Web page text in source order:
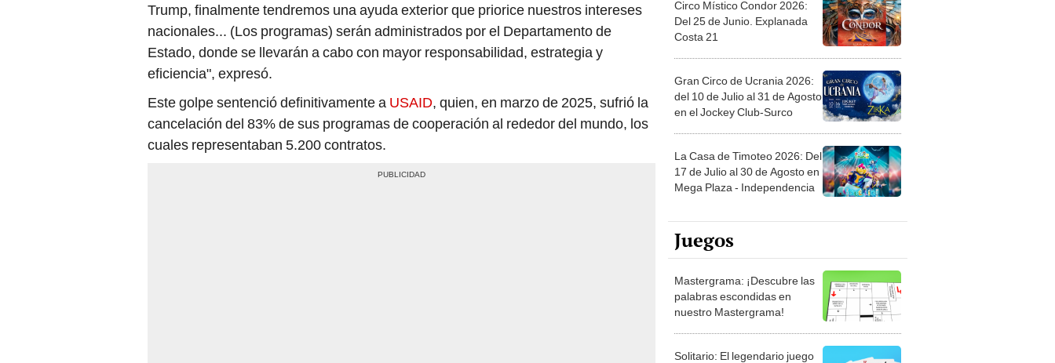
Trump, finalmente tendremos una ayuda exterior que priorice nuestros intereses
nacionales... (Los programas) serán administrados por el Departamento de
Estado, donde se llevarán a cabo con mayor responsabilidad, estrategia y
eficiencia", expresó.
Este golpe sentenció definitivamente a USAID, quien, en marzo de 2025, sufrió la
cancelación del 83% de sus programas de cooperación al rededor del mundo, los
cuales representaban 5.200 contratos.
Circo Místico Condor 2026:
Del 25 de Junio. Explanada
Costa 21
Gran Circo de Ucrania 2026:
del 10 de Julio al 31 de Agosto
en el Jockey Club-Surco
La Casa de Timoteo 2026: Del
17 de Julio al 30 de Agosto en
Mega Plaza - Independencia
Juegos
Mastergrama: ¡Descubre las
palabras escondidas en
nuestro Mastergrama!
Solitario: El legendario juego